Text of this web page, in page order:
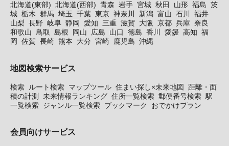
北海道(東部) 北海道(西部) 青森 岩手 宮城 秋田 山形 福島 茨
城 栃木 群馬 埼玉 千葉 東京 神奈川 新潟 富山 石川
福井
山梨 長野 岐阜 静岡 愛知 三重 滋賀 大阪 京都 兵庫 奈良
和歌山 鳥取 島根 岡山 広島 山口 徳島 香川 愛媛 高知 福
岡
佐賀 長崎 熊本 大分 宮崎 鹿児島 沖縄
地図検索サービス
検索 ルート検索 マップツール 住まい探し×未来地図
距離・面
積の計測
未来情報ランキング 住所一覧検索 郵便番号検索 駅
一覧検索 ジャンル一覧検索 ブックマーク おでかけプラン
会員向けサービス